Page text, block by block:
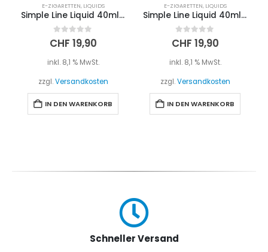
E-ZIGARETTEN, LIQUIDS
Simple Line Liquid 40ml – WASSERMELONE
0 out of 5
CHF 19,90
inkl. 8,1 % MwSt.
zzgl.Versandkosten
IN DEN WARENKORB
E-ZIGARETTEN, LIQUIDS
Simple Line Liquid 40ml – CHURROS
0 out of 5
CHF 19,90
inkl. 8,1 % MwSt.
zzgl.Versandkosten
IN DEN WARENKORB
Schneller Versand